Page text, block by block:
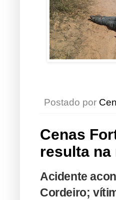
Postado por
Cenas
resulta na
Acidente
Cordeiro;